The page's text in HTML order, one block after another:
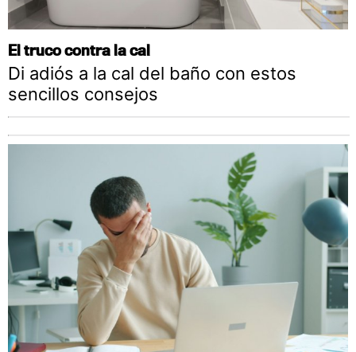
El truco contra la cal
Di adiós a la cal del baño con estos
sencillos consejos